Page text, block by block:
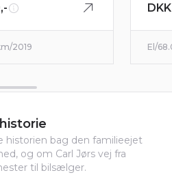
/2019 El/
historien bag den familieejet
og om Carl Jørs vej fra
til bilsælger.